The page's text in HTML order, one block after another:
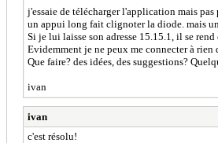
j'essaie de télécharger l'application mais
un appui long fait clignoter la diode. mais
Si je lui laisse son adresse 15.15.1, il se
Evidemment je ne peux me connecter à rien
Que faire? des idées, des suggestions?
ivan
ivan
c'est résolu!